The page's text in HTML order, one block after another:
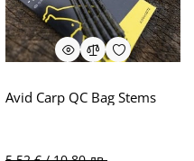
Avid Carp QC Bag Stems